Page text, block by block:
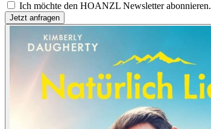
Ich möchte den HOANZL Newsletter abonnieren.